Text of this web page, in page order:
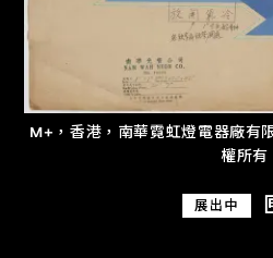
M+，香港，南華霓虹燈電器廠有
權所有
展出中
關於M+藏品